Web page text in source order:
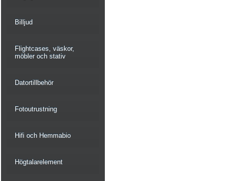
Billjud
Flightcases, väskor,
möbler och stativ
Datortillbehör
Fotoutrustning
Hifi och Hemmabio
Högtalarelement